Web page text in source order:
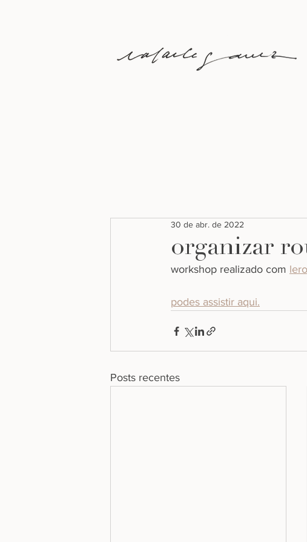
organizar
30 de abr. de 2022
workshop realizado com
podes assistir aqui.
Posts recentes